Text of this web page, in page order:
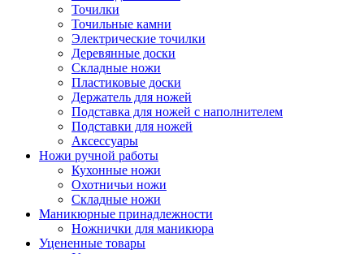
Точилки
Точильные камни
Электрические точилки
Деревянные доски
Складные ножи
Пластиковые доски
Держатель для ножей
Подставка для ножей с наполнителем
Подставки для ножей
Аксессуары
Ножи ручной работы
Кухонные ножи
Охотничьи ножи
Складные ножи
Маникюрные принадлежности
Ножнички для маникюра
Уцененные товары